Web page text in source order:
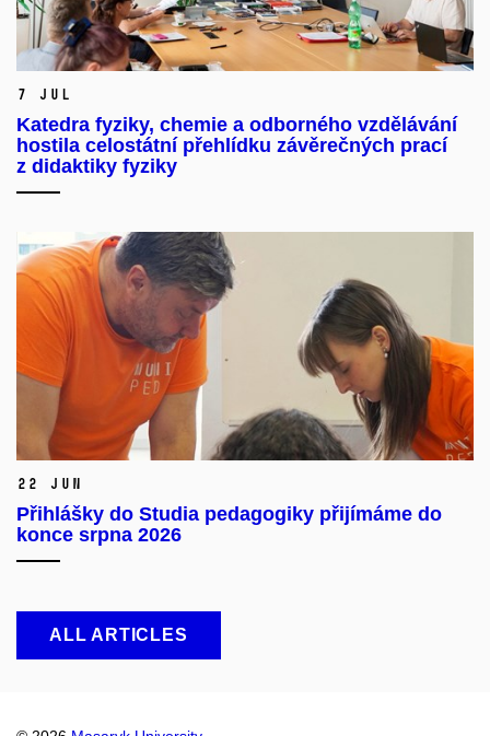
7 Jul
Katedra fyziky, chemie a odborného vzdělávání
hostila celostátní přehlídku závěrečných prací
z didaktiky fyziky
22 Jun
Přihlášky do Studia pedagogiky přijímáme do
konce srpna 2026
ALL ARTICLES